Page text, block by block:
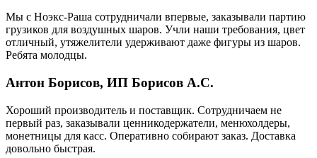
Мы с Ноэкс-Раша сотрудничали впервые, заказывали партию
грузиков для воздушных шаров. Учли наши требования, цвет
отличный, утяжелители удерживают даже фигуры из шаров.
Ребята молодцы.
Антон Борисов, ИП Борисов А.С.
Хороший производитель и поставщик. Сотрудничаем не
первый раз, заказывали ценникодержатели, менюхолдеры,
монетницы для касс. Оперативно собирают заказ. Доставка
довольно быстрая.